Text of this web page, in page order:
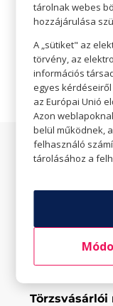
 Nincs
Weboldal
Az üzletről
Elfogadott
Saját
Törzsvásárlói
tárolnak webes
hozzájárulása
A „sütiket" az
törvény, az
információs
egyes kérdéseiről
az Európai Unió
Azon
belül működnek,
felhasználó
tárolásához a